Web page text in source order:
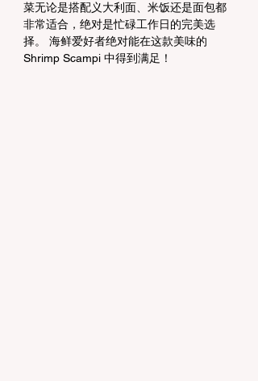
菜无论是搭配义大利面、米饭还是面包都
非常适合，绝对是忙碌工作日的完美选
择。 海鲜爱好者绝对能在这款美味的
Shrimp Scampi 中得到满足！